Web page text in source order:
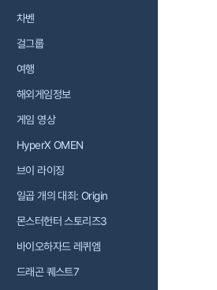
차벤
걸그룹
여행
해외게임정보
게임 영상
HyperX OMEN
브이 라이징
일곱 개의 대죄: Origin
몬스터헌터 스토리즈3
바이오하자드 레퀴엠
드래곤 퀘스트7